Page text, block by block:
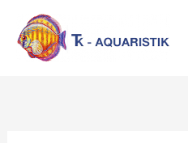
Inhalt
springen